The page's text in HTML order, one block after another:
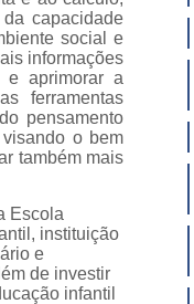
capacidade
social e
informações
e aprimorar a
ferramentas
pensamento
o bem
também mais
Escola
instituição
e
de investir
infantil